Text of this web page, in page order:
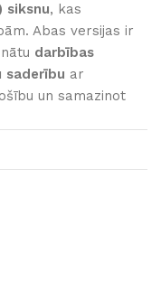
siksnu, kas
Abas versijas ir
darbības
saderību ar
un samazinot